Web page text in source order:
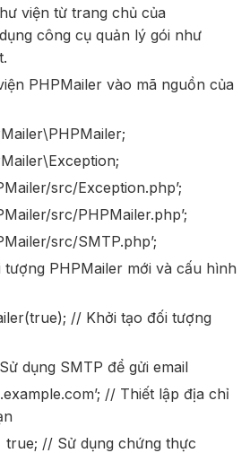
viện từ trang chủ của
công cụ quản lý gói như
PHPMailer vào mã nguồn của
src/Exception.php’;
src/PHPMailer.php’;
src/SMTP.php’;
tượng PHPMailer mới và cấu hình
// Khởi tạo đối tượng
dụng SMTP để gửi email
// Thiết lập địa chỉ
true; // Sử dụng chứng thực